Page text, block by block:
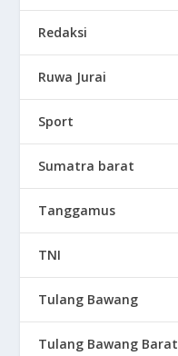
Redaksi
Ruwa Jurai
Sport
Sumatra barat
Tanggamus
TNI
Tulang Bawang
Tulang Bawang Barat